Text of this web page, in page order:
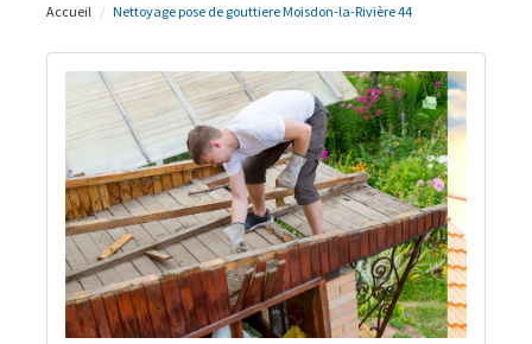
Accueil Nettoyage pose de gouttiere Moisdon-la-Rivière 44